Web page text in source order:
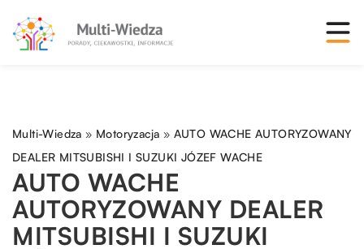
Multi-Wiedza » Motoryzacja » AUTO WACHE AUTORYZOWANY
DEALER MITSUBISHI I SUZUKI JÓZEF WACHE
AUTO WACHE
AUTORYZOWANY DEALER
MITSUBISHI I SUZUKI